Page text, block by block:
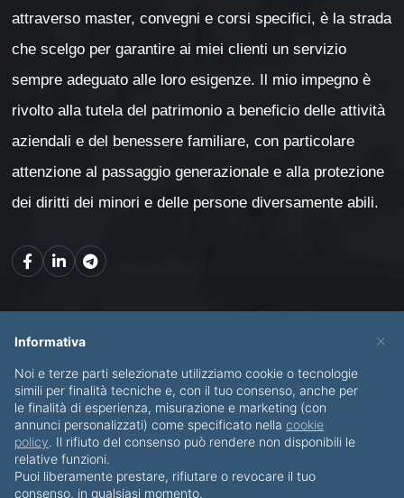
attraverso master, convegni e corsi specifici, è la strada
che scelgo per garantire ai miei clienti un servizio
sempre adeguato alle loro esigenze. Il mio impegno è
rivolto alla tutela del patrimonio a beneficio delle attività
aziendali e del benessere familiare, con particolare
attenzione al passaggio generazionale e alla protezione
dei diritti dei minori e delle persone diversamente abili.
CHI SONO SERVIZI
BLOG CONTATTI
×
Informativa
Noi e terze parti selezionate utilizziamo cookie o tecnologie
simili per finalità tecniche e, con il tuo consenso, anche per
le finalità di esperienza, misurazione e marketing (con
annunci personalizzati) come specificato nella cookie
policy. Il rifiuto del consenso può rendere non disponibili le
relative funzioni.
Puoi liberamente prestare, rifiutare o revocare il tuo
consenso, in qualsiasi momento.